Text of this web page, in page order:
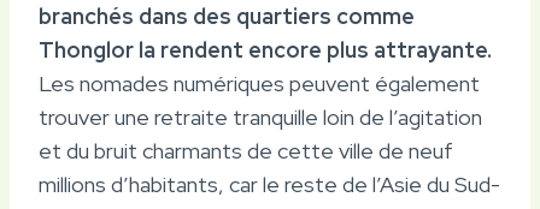
branchés dans des quartiers comme
Thonglor la rendent encore plus attrayante.
Les nomades numériques peuvent également
trouver une retraite tranquille loin de l’agitation
et du bruit charmants de cette ville de neuf
millions d’habitants, car le reste de l’Asie du Sud-